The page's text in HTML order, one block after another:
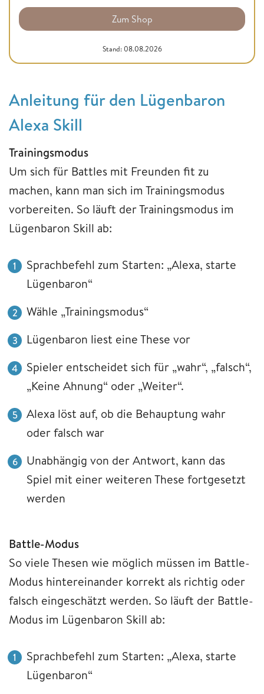
Zum Shop
Stand: 08.08.2026
Anleitung für den Lügenbaron
Alexa Skill
Trainingsmodus
Um sich für Battles mit Freunden fit zu
machen, kann man sich im Trainingsmodus
vorbereiten. So läuft der Trainingsmodus im
Lügenbaron Skill ab:
Sprachbefehl zum Starten: „Alexa, starte
Lügenbaron“
Wähle „Trainingsmodus“
Lügenbaron liest eine These vor
Spieler entscheidet sich für „wahr“, „falsch“,
„Keine Ahnung“ oder „Weiter“.
Alexa löst auf, ob die Behauptung wahr
oder falsch war
Unabhängig von der Antwort, kann das
Spiel mit einer weiteren These fortgesetzt
werden
Battle-Modus
So viele Thesen wie möglich müssen im Battle-
Modus hintereinander korrekt als richtig oder
falsch eingeschätzt werden. So läuft der Battle-
Modus im Lügenbaron Skill ab:
Sprachbefehl zum Starten: „Alexa, starte
Lügenbaron“